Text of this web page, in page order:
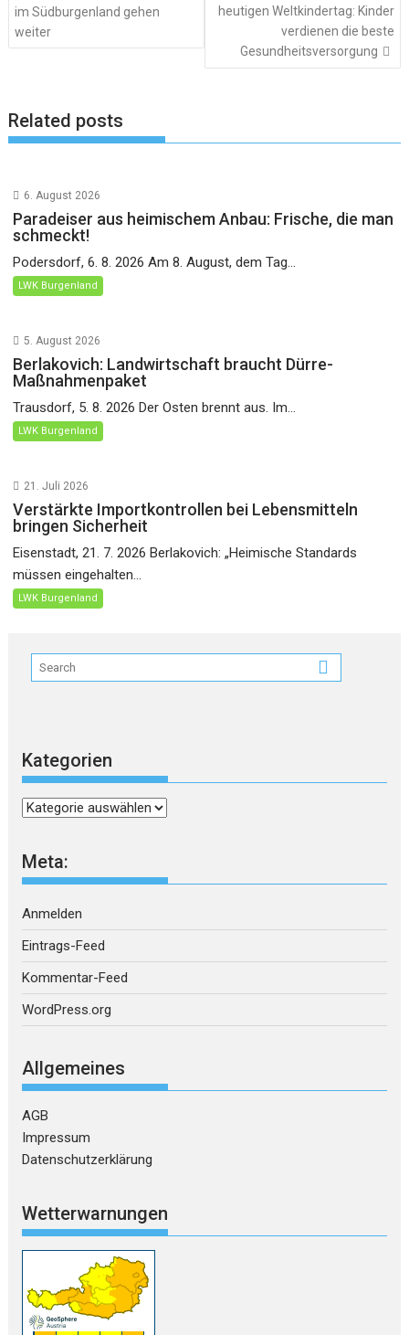
im Südburgenland gehen
weiter
heutigen Weltkindertag: Kinder
verdienen die beste
Gesundheitsversorgung
Related posts
6. August 2026
Paradeiser aus heimischem Anbau: Frische, die man
schmeckt!
Podersdorf, 6. 8. 2026 Am 8. August, dem Tag...
LWK Burgenland
5. August 2026
Berlakovich: Landwirtschaft braucht Dürre-
Maßnahmenpaket
Trausdorf, 5. 8. 2026 Der Osten brennt aus. Im...
LWK Burgenland
21. Juli 2026
Verstärkte Importkontrollen bei Lebensmitteln
bringen Sicherheit
Eisenstadt, 21. 7. 2026 Berlakovich: „Heimische Standards
müssen eingehalten...
LWK Burgenland
Kategorien
Kategorien
Meta:
Anmelden
Eintrags-Feed
Kommentar-Feed
WordPress.org
Allgemeines
AGB
Impressum
Datenschutzerklärung
Wetterwarnungen